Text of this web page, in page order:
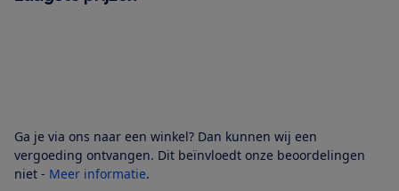
Ga je via ons naar een winkel? Dan kunnen wij een
vergoeding ontvangen. Dit beïnvloedt onze beoordelingen
niet - Meer informatie.